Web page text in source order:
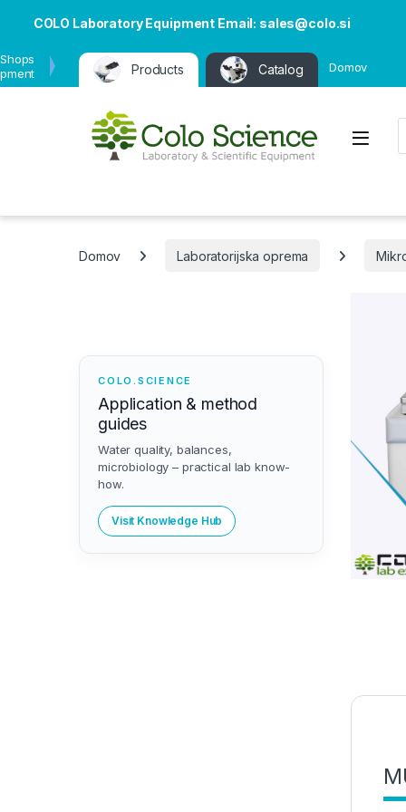
COLO Laboratory Equipment Email: sales@colo.si
Products Catalog Domov
Open
Domov Laboratorijska oprema
COLO.SCIENCE
Application & method
guides
Water quality, balances,
microbiology – practical lab know-
how.
Visit Knowledge Hub